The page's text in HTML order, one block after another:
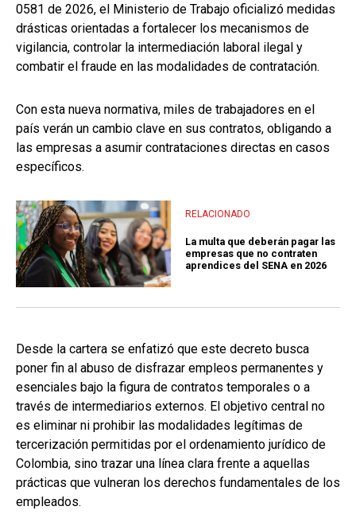
0581 de 2026, el Ministerio de Trabajo oficializó medidas
drásticas orientadas a fortalecer los mecanismos de
vigilancia, controlar la intermediación laboral ilegal y
combatir el fraude en las modalidades de contratación.
Con esta nueva normativa, miles de trabajadores en el
país verán un cambio clave en sus contratos, obligando a
las empresas a asumir contrataciones directas en casos
específicos.
RELACIONADO
La multa que deberán pagar las
empresas que no contraten
aprendices del SENA en 2026
Desde la cartera se enfatizó que este decreto busca
poner fin al abuso de disfrazar empleos permanentes y
esenciales bajo la figura de contratos temporales o a
través de intermediarios externos. El objetivo central no
es eliminar ni prohibir las modalidades legítimas de
tercerización permitidas por el ordenamiento jurídico de
Colombia, sino trazar una línea clara frente a aquellas
prácticas que vulneran los derechos fundamentales de los
empleados.